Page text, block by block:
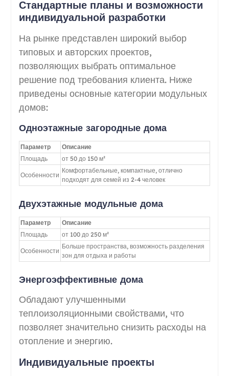
Стандартные планы и возможности
индивидуальной разработки
На рынке представлен широкий выбор
типовых и авторских проектов,
позволяющих выбрать оптимальное
решение под требования клиента. Ниже
приведены основные категории модульных
домов:
Одноэтажные загородные дома
Параметр
Описание
Площадь
от 50 до 150 м²
Особенности
Комфортабельные, компактные, отлично
подходят для семей из 2-4 человек
Двухэтажные модульные дома
Параметр
Описание
Площадь
от 100 до 250 м²
Особенности
Больше пространства, возможность разделения
зон для отдыха и работы
Энергоэффективные дома
Обладают улучшенными
теплоизоляционными свойствами, что
позволяет значительно снизить расходы на
отопление и энергию.
Индивидуальные проекты